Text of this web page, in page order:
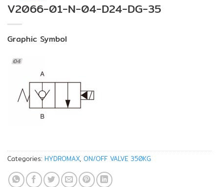
V2066-01-N-04-D24-DG-35
Graphic Symbol
Categories: HYDROMAX, ON/OFF VALVE 350KG